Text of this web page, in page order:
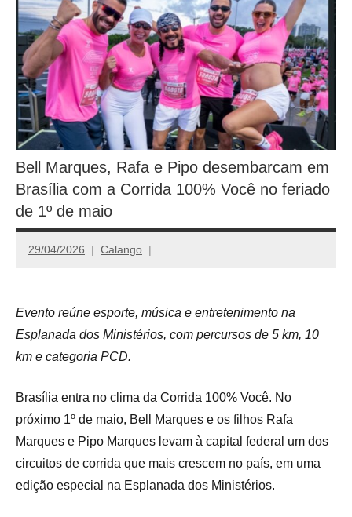
Bell Marques, Rafa e Pipo desembarcam em
Brasília com a Corrida 100% Você no feriado
de 1º de maio
29/04/2026 Calango
Evento reúne esporte, música e entretenimento na
Esplanada dos Ministérios, com percursos de 5 km, 10
km e categoria PCD.
Brasília entra no clima da Corrida 100% Você. No
próximo 1º de maio, Bell Marques e os filhos Rafa
Marques e Pipo Marques levam à capital federal um dos
circuitos de corrida que mais crescem no país, em uma
edição especial na Esplanada dos Ministérios.